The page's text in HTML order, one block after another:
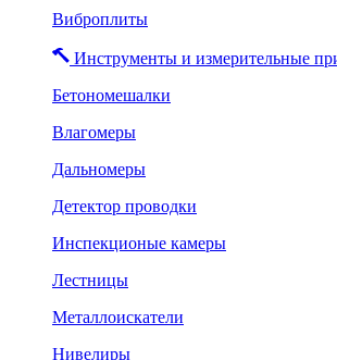
Виброплиты
Инструменты и измерительные
Бетономешалки
Влагомеры
Дальномеры
Детектор проводки
Инспекционые камеры
Лестницы
Металлоискатели
Нивелиры